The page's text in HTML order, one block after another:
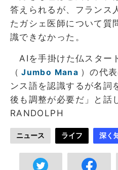
答えられるが、フランス
たガシェ医師について質
識できなかった。
AIを手掛けた仏スター
（ Jumbo Mana ）の代
ンス語を認識するが名詞
後も調整が必要だ」と
RANDOLPH
ニュース ライフ 深く